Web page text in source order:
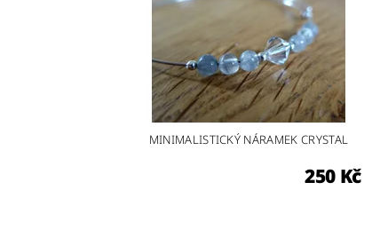
MINIMALISTICKÝ NÁRAMEK CRYSTAL
250 Kč